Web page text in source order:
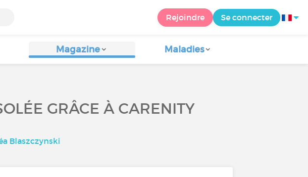
Rejoindre Se connecter
Magazine Maladies
GRÂCE À CARENITY
Blaszczynski